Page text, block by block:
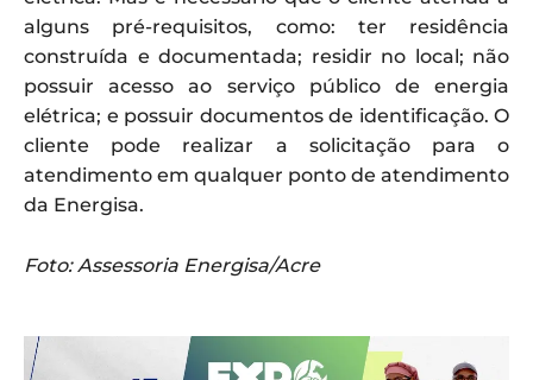
alguns pré-requisitos, como: ter residência
construída e documentada; residir no local; não
possuir acesso ao serviço público de energia
elétrica; e possuir documentos de identificação. O
cliente pode realizar a solicitação para o
atendimento em qualquer ponto de atendimento
da Energisa.
Foto: Assessoria Energisa/Acre